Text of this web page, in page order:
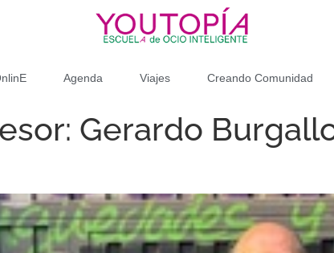
Agenda Viajes Creando Comunidad
Gerardo